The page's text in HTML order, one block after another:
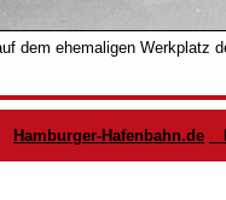
dem ehemaligen Werkplatz
Hamburger-Hafenbahn.de